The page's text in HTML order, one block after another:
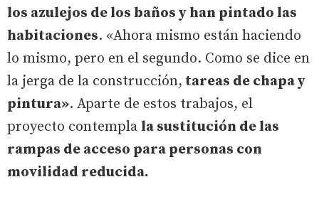
los azulejos de los baños y han pintado las
habitaciones. «Ahora mismo están haciendo
lo mismo, pero en el segundo. Como se dice en
la jerga de la construcción, tareas de chapa y
pintura». Aparte de estos trabajos, el
proyecto contempla la sustitución de las
rampas de acceso para personas con
movilidad reducida.